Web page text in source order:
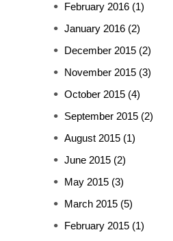
February 2016 (1)
January 2016 (2)
December 2015 (2)
November 2015 (3)
October 2015 (4)
September 2015 (2)
August 2015 (1)
June 2015 (2)
May 2015 (3)
March 2015 (5)
February 2015 (1)